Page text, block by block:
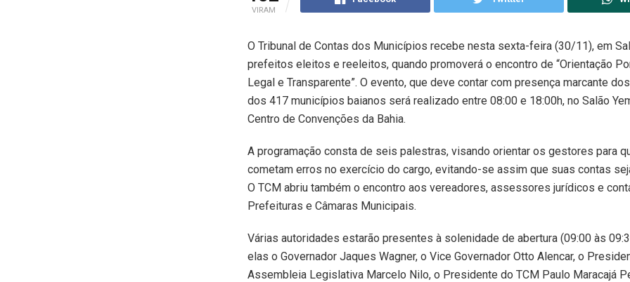
VIRAM
O Tribunal de Contas dos Municípios recebe nesta sexta-feira (30/11), em
prefeitos eleitos e reeleitos, quando promoverá o encontro de “Orientação
Legal e Transparente”. O evento, que deve contar com presença marcante
dos 417 municípios baianos será realizado entre 08:00 e 18:00h, no Salão
Centro de Convenções da Bahia.
A programação consta de seis palestras, visando orientar os gestores para
cometam erros no exercício do cargo, evitando-se assim que suas contas
O TCM abriu também o encontro aos vereadores, assessores jurídicos e
Prefeituras e Câmaras Municipais.
Várias autoridades estarão presentes à solenidade de abertura (09:00 às
elas o Governador Jaques Wagner, o Vice Governador Otto Alencar, o
Assembleia Legislativa Marcelo Nilo, o Presidente do TCM Paulo Maracajá